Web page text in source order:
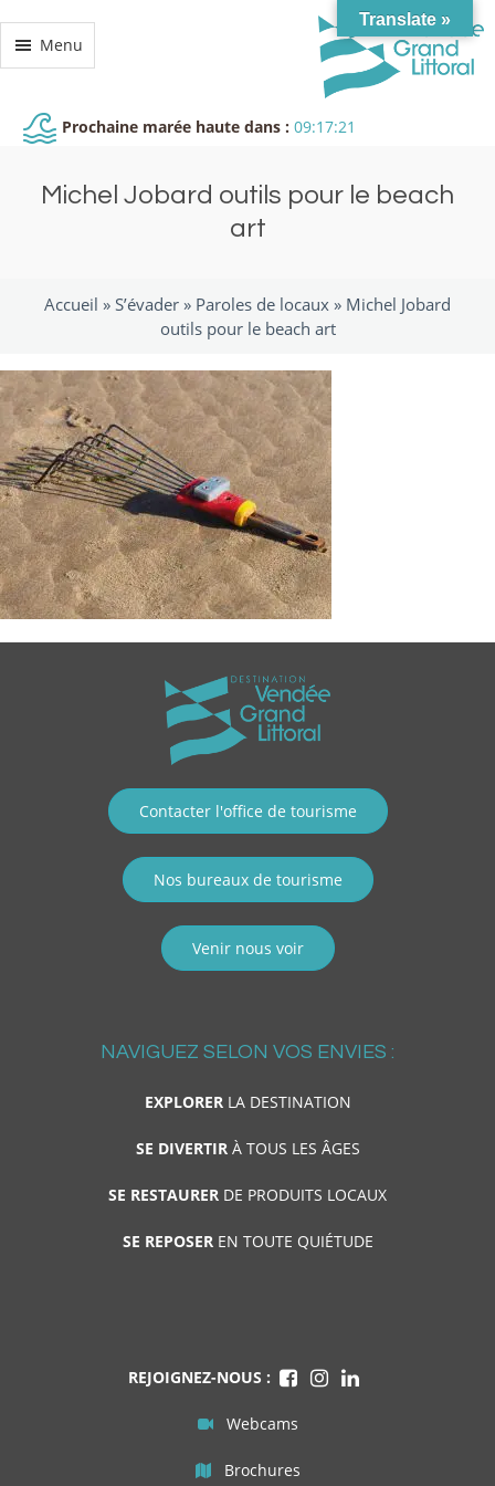
Menu
Prochaine marée haute dans : 09:17:21
Michel Jobard outils pour le beach
art
Accueil » S’évader » Paroles de locaux » Michel Jobard
outils pour le beach art
Contacter l'office de tourisme
Nos bureaux de tourisme
Venir nous voir
NAVIGUEZ SELON VOS ENVIES :
EXPLORERLA DESTINATION
SE DIVERTIRÀ TOUS LES ÂGES
SE RESTAURER DE PRODUITS LOCAUX
SE REPOSEREN TOUTE QUIÉTUDE
REJOIGNEZ-NOUS :
Webcams
Brochures
Translate »